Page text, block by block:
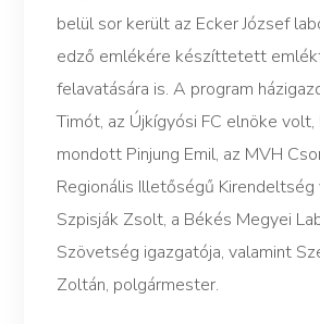
belül sor került az Ecker József
edző emlékére készíttetett
felavatására is. A program
Timót, az Újkígyósi FC elnöke
mondott Pinjung Emil, az MVH
Regionális Illetőségű
Szpisják Zsolt, a Békés Megyei
Szövetség igazgatója, valamint
Zoltán, polgármester.